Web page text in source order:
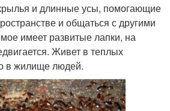
и длинные усы, помогающие
и общаться с другими
имеет развитые лапки, на
Живет в теплых
в жилище людей.